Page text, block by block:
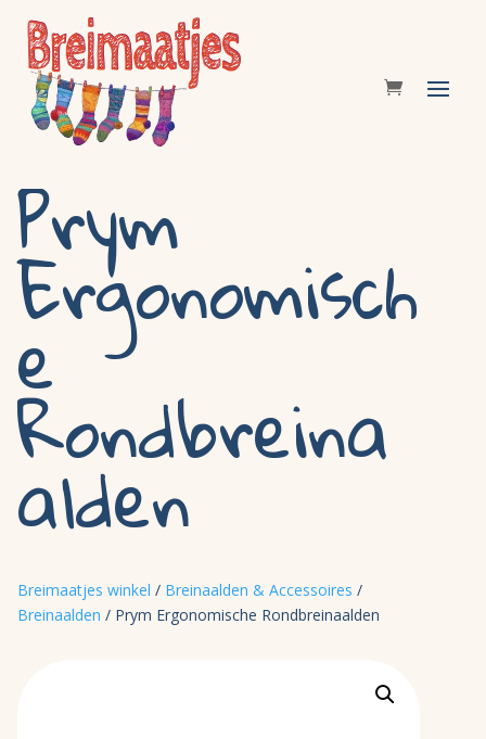
Prym
Ergonomisch
e
Rondbreina
alden
Breimaatjes winkel / Breinaalden & Accessoires /
Breinaalden / Prym Ergonomische Rondbreinaalden